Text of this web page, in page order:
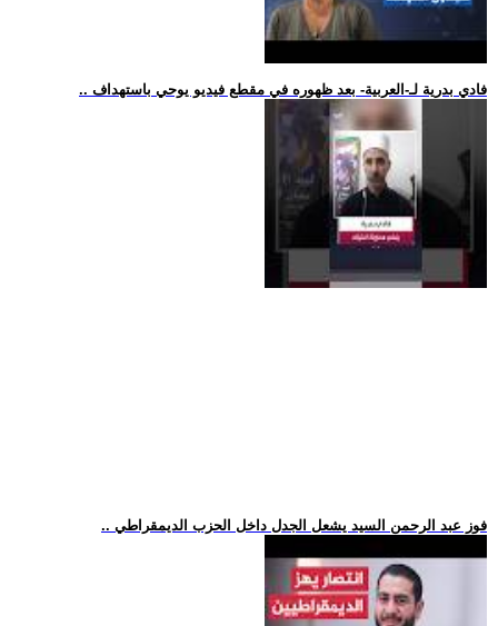
.. فادي بدرية لـ-العربية- بعد ظهوره في مقطع فيديو يوحي باستهداف
.. فوز عبد الرحمن السيد يشعل الجدل داخل الحزب الديمقراطي